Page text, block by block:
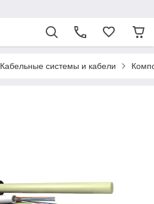
Кабельные системы и кабели